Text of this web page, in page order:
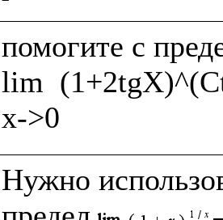
помогите с
lim
Нужно